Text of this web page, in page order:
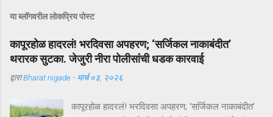
या ब्लॉगवरील लोकप्रिय पोस्ट
कापूरहोळ हादरलं! भरदिवसा अपहरण; ‘सर्जिकल नाकाबंदीत’
थरारक सुटका. जेजुरी नीरा पोलीसांंची धडक कारवाई
द्वाराBharat nigade - मार्च ०३, २०२६
कापूरहोळ हादरलं! भरदिवसा अपहरण; ‘सर्जिकल नाकाबंदीत’